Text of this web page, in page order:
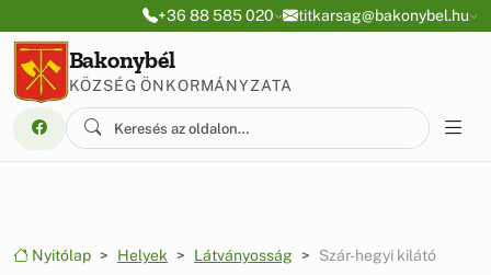
Ugrás a menüre
Ugrás a tartalomra+36 88 585 020 titkarsag@bakonybel.hu
Bakonybél
KÖZSÉG ÖNKORMÁNYZATA
Nyitólap Helyek Látványosság Szár-hegyi kilátó